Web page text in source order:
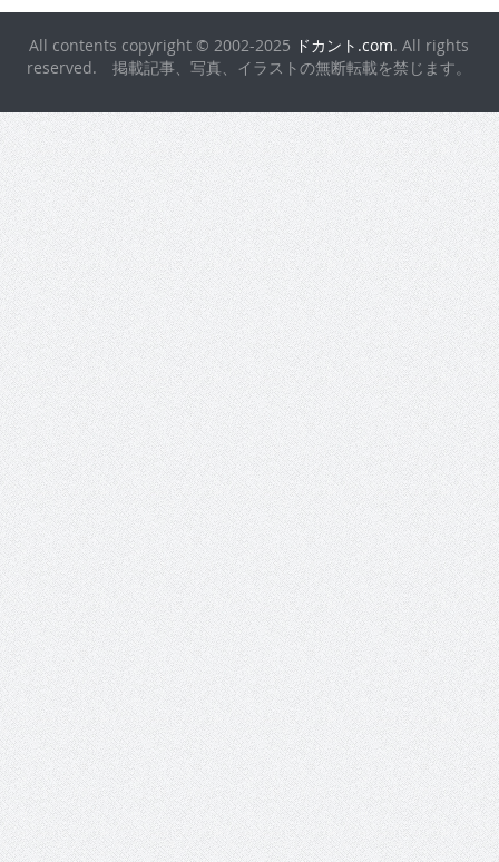
All contents copyright © 2002-2025 ドカント.com. All rights
reserved. 掲載記事、写真、イラストの無断転載を禁じます。